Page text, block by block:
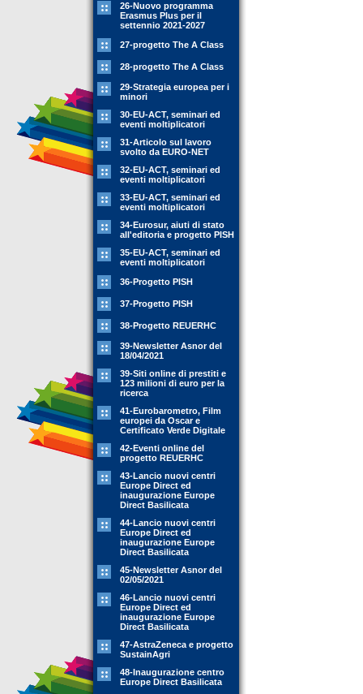
26-Nuovo programma
Erasmus Plus per il
settennio 2021-2027
27-progetto The A Class
28-progetto The A Class
29-Strategia europea per i
minori
30-EU-ACT, seminari ed
eventi moltiplicatori
31-Articolo sul lavoro
svolto da EURO-NET
32-EU-ACT, seminari ed
eventi moltiplicatori
33-EU-ACT, seminari ed
eventi moltiplicatori
34-Eurosur, aiuti di stato
all'editoria e progetto PISH
35-EU-ACT, seminari ed
eventi moltiplicatori
36-Progetto PISH
37-Progetto PISH
38-Progetto REUERHC
39-Newsletter Asnor del
18/04/2021
39-Siti online di prestiti e
123 milioni di euro per la
ricerca
41-Eurobarometro, Film
europei da Oscar e
Certificato Verde Digitale
42-Eventi online del
progetto REUERHC
43-Lancio nuovi centri
Europe Direct ed
inaugurazione Europe
Direct Basilicata
44-Lancio nuovi centri
Europe Direct ed
inaugurazione Europe
Direct Basilicata
45-Newsletter Asnor del
02/05/2021
46-Lancio nuovi centri
Europe Direct ed
inaugurazione Europe
Direct Basilicata
47-AstraZeneca e progetto
SustainAgri
48-Inaugurazione centro
Europe Direct Basilicata